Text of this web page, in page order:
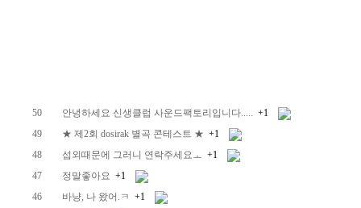
50 안녕하세요 신생클럽 사운드팩토리입니다..... +1
49
★ 제2회 dosirak 별곡 콘테스트 ★ +1
48
섭외때문에 그러니 연락주세요ㅗ +1
47
정말좋아요 +1
46
바냥, 나 왔어.ㅋ +1